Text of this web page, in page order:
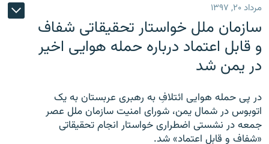
مرداد ۲۰, ۱۳۹۷
سازمان ملل خواستار تحقیقاتی شفاف
و قابل اعتماد درباره حمله هوایی اخیر
در یمن شد
در پی حمله هوایی ائتلافِ به رهبری عربستان به یک
اتوبوس در شمال یمن، شورای امنیت سازمان ملل عصر
جمعه در نشستی اضطراری خواستار انجام تحقیقاتی
«شفاف و قابل اعتماد» شد.